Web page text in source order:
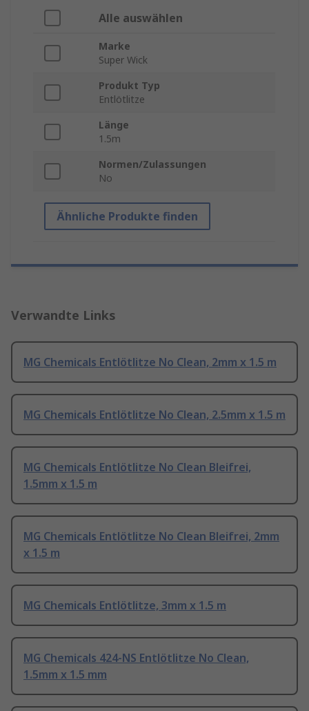
Alle auswählen
Marke
Super Wick
Produkt Typ
Entlötlitze
Länge
1.5m
Normen/Zulassungen
No
Ähnliche Produkte finden
Verwandte Links
MG Chemicals Entlötlitze No Clean, 2mm x 1.5 m
MG Chemicals Entlötlitze No Clean, 2.5mm x 1.5 m
MG Chemicals Entlötlitze No Clean Bleifrei,
1.5mm x 1.5 m
MG Chemicals Entlötlitze No Clean Bleifrei, 2mm
x 1.5 m
MG Chemicals Entlötlitze, 3mm x 1.5 m
MG Chemicals 424-NS Entlötlitze No Clean,
1.5mm x 1.5 mm